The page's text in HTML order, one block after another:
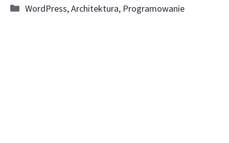
Kategorie
WordPress,Architektura, Programowanie